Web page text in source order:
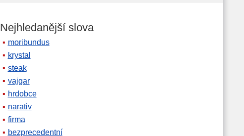
Nejhledanější slova
moribundus
krystal
steak
vajgar
hrdobce
narativ
firma
bezprecedentní